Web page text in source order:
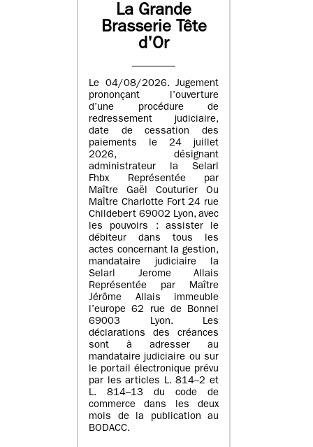
La Grande
Brasserie Tête
d'Or
Le 04/08/2026. Jugement
prononçant l’ouverture
d’une procédure de
redressement judiciaire,
date de cessation des
paiements le 24 juillet
2026, désignant
administrateur la Selarl
Fhbx Représentée par
Maître Gaël Couturier Ou
Maître Charlotte Fort 24 rue
Childebert 69002 Lyon, avec
les pouvoirs : assister le
débiteur dans tous les
actes concernant la gestion,
mandataire judiciaire la
Selarl Jerome Allais
Représentée par Maître
Jérôme Allais immeuble
l’europe 62 rue de Bonnel
69003 Lyon. Les
déclarations des créances
sont à adresser au
mandataire judiciaire ou sur
le portail électronique prévu
par les articles L. 814–2 et
L. 814–13 du code de
commerce dans les deux
mois de la publication au
BODACC.